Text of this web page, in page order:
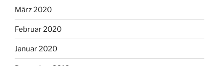
März 2020
Februar 2020
Januar 2020